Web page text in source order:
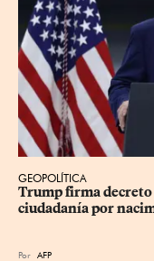
GEOPOLÍTICA
Trump firma
ciudadanía por
Por AFP